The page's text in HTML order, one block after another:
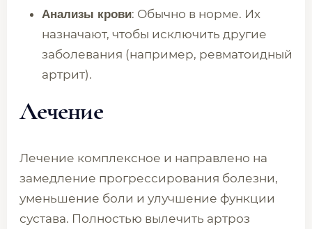
Анализы крови: Обычно в норме. Их
назначают, чтобы исключить другие
заболевания (например, ревматоидный
артрит).
Лечение
Лечение комплексное и направлено на
замедление прогрессирования болезни,
уменьшение боли и улучшение функции
сустава. Полностью вылечить артроз